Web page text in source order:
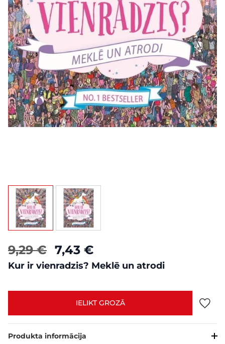
View larger imageView larger image
9,29 € 7,43 €
Kur ir vienradzis? Meklē un atrodi
IELIKT GROZĀ
Produkta informācija